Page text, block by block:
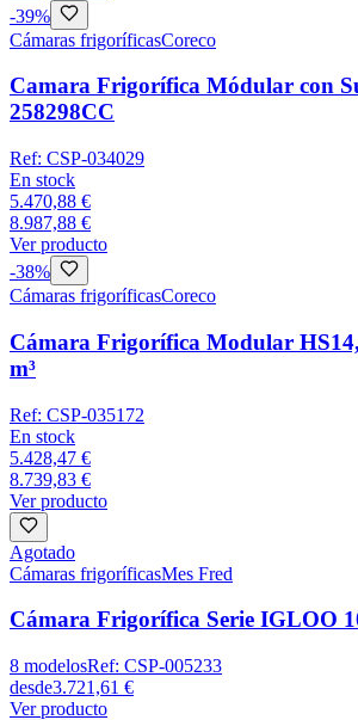
-39%
Cámaras frigoríficasCoreco
Camara Frigorífica Módular con
258298CC
Ref: CSP-034029
En stock
5.470,88 €
8.987,88 €
Ver producto
-38%
Cámaras frigoríficasCoreco
Cámara Frigorífica Modular
m³
Ref: CSP-035172
En stock
5.428,47 €
8.739,83 €
Ver producto
Agotado
Cámaras frigoríficasMes Fred
Cámara Frigorífica Serie IGLOO
8 modelosRef: CSP-005233
desde3.721,61 €
Ver producto